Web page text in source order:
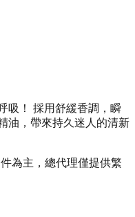
吸！ 採用舒緩香調，瞬
油，帶來持久迷人的清新
為主，總代理僅提供繁